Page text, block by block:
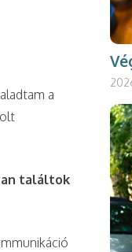
a
találtok